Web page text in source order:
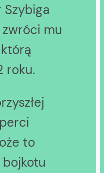
zwróci mu
roku.
to